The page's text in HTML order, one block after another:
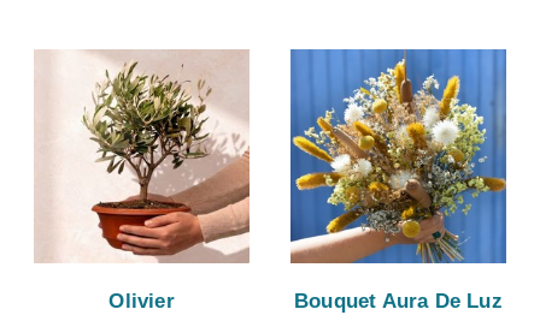
Olivier Bouquet Aura De Luz